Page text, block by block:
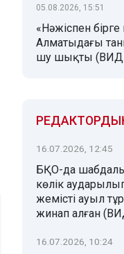
05.08.2026, 15:51
«Нәжіспен
Алматыдағы
шу шықты
РЕДАКТОРДЫҢ
16.07.2026, 12:45
БҚО-да
көлік
жемісті ауыл
жинап алған
16.07.2026, 10:24